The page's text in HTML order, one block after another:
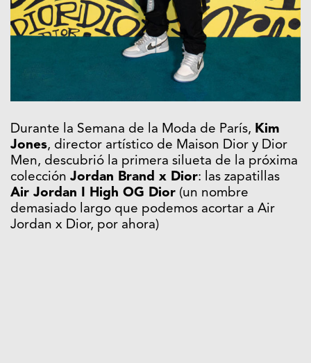
Durante la Semana de la Moda de París, Kim
Jones, director artístico de Maison Dior y Dior
Men, descubrió la primera silueta de la próxima
colección Jordan Brand x Dior: las zapatillas
Air Jordan I High OG Dior (un nombre
demasiado largo que podemos acortar a Air
Jordan x Dior, por ahora)